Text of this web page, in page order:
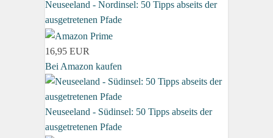
Neuseeland - Nordinsel: 50 Tipps abseits der
ausgetretenen Pfade
16,95 EUR
Bei Amazon kaufen
Neuseeland - Südinsel: 50 Tipps abseits der
ausgetretenen Pfade